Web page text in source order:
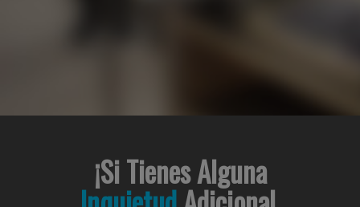
¡Si Tienes Alguna